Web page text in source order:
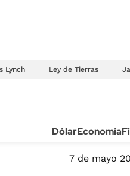
Lynch Ley de Tierras
MÉXICO
DólarEconomía
7 de mayo